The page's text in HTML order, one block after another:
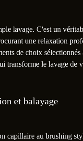
lavage. C'est un
une relaxation
de choix
transforme le lavage de
et balayage
capillaire au brushing